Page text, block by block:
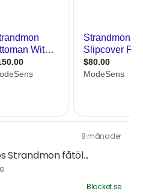
8 månader
Strandmon fåtöl...
Blocket.se